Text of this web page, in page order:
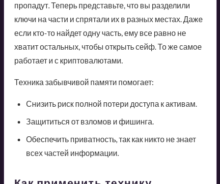
пропадут. Теперь представьте, что вы разделили
ключи на части и спрятали их в разных местах. Даже
если кто-то найдет одну часть, ему все равно не
хватит остальных, чтобы открыть сейф. То же самое
работает и с криптовалютами.
Техника забывчивой памяти помогает:
Снизить риск полной потери доступа к активам.
Защититься от взломов и фишинга.
Обеспечить приватность, так как никто не знает
всех частей информации.